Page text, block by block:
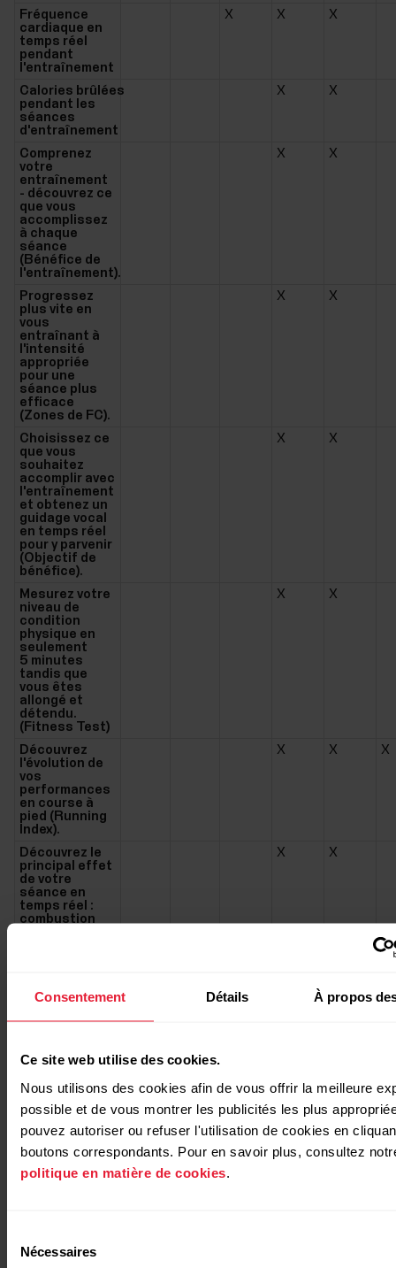
Consentement Détails À propos
Ce site web utilise des cookies.
Nous utilisons des cookies afin de vous offrir la meilleure
possible et de vous montrer les publicités les plus
pouvez autoriser ou refuser l'utilisation de cookies en
boutons correspondants. Pour en savoir plus, consultez
politique en matière de cookies
Nécessaires
Fréquence
cardiaque en
temps réel
pendant
l'entraînement
X X X
Calories brûlées
pendant les
séances
d'entraînement
X X
Comprenez
votre
entraînement
- découvrez ce
que vous
accomplissez
à chaque
séance
(Bénéfice de
l'entraînement).
X X
Progressez
plus vite en
vous
entraînant à
l'intensité
appropriée
pour une
séance plus
efficace
(Zones de FC).
X X
Choisissez ce
que vous
souhaitez
accomplir avec
l'entraînement
et obtenez un
guidage vocal
en temps réel
pour y parvenir
(Objectif de
bénéfice).
X X
Mesurez votre
niveau de
condition
physique en
seulement
5 minutes
tandis que
vous êtes
allongé et
détendu.
(Fitness Test)
X X
Découvrez
l'évolution de
vos
performances
en course à
pied (Running
Index).
X X X
Découvrez le
principal effet
de votre
séance en
temps réel :
combustion
(EnergyPointer).
X X
Mémoire
stocker vos
d'entraînement.
Entraînez-
vous sans
smartphone.
Cadence de
et longueur de
X
*Uniquement avec le H10.